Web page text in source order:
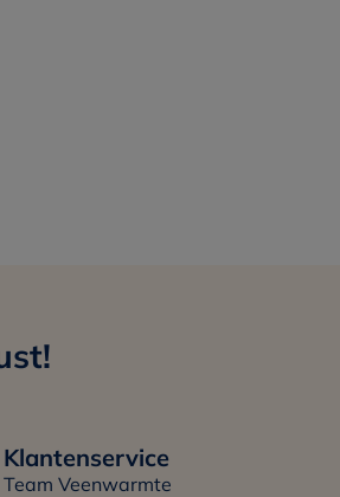
Klantenservice
Team Veenwarmte